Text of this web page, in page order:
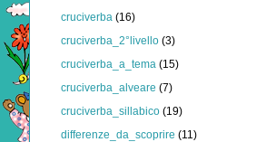
cruciverba (16)
cruciverba_2°livello (3)
cruciverba_a_tema (15)
cruciverba_alveare (7)
cruciverba_sillabico (19)
differenze_da_scoprire (11)